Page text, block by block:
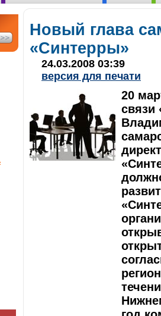
Новый глава
«Синтерры»
24.03.2008 03:39
версия для печати
20
связи